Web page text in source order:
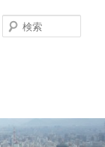
索